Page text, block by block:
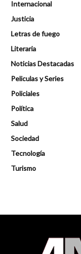
Internacional
Justicia
Letras de fuego
Literaria
Noticias Destacadas
Peliculas y Series
Policiales
Política
Salud
Sociedad
Tecnología
Turismo